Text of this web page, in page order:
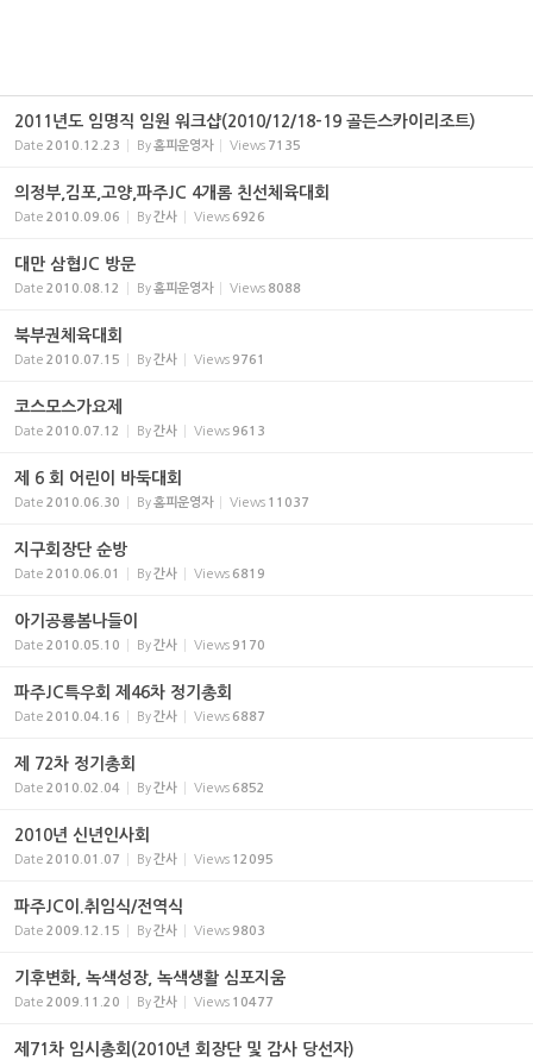
2011년도 임명직 임원 워크샵(2010/12/18-19 골든스카이리조트)
Date 2010.12.23 By홈피운영자 Views 7135
의정부,김포,고양,파주JC 4개롬 친선체육대회
Date 2010.09.06 By간사 Views 6926
대만 삼협JC 방문
Date 2010.08.12 By홈피운영자 Views 8088
북부권체육대회
Date 2010.07.15 By간사 Views 9761
코스모스가요제
Date 2010.07.12 By간사 Views 9613
제 6 회 어린이 바둑대회
Date 2010.06.30 By홈피운영자 Views 11037
지구회장단 순방
Date 2010.06.01 By간사 Views 6819
아기공룡봄나들이
Date 2010.05.10 By간사 Views 9170
파주JC특우회 제46차 정기총회
Date 2010.04.16 By간사 Views 6887
제 72차 정기총회
Date 2010.02.04 By간사 Views 6852
2010년 신년인사회
Date 2010.01.07 By간사 Views 12095
파주JC이.취임식/전역식
Date 2009.12.15 By간사 Views 9803
기후변화, 녹색성장, 녹색생활 심포지움
Date 2009.11.20 By간사 Views 10477
제71차 임시총회(2010년 회장단 및 감사 당선자)